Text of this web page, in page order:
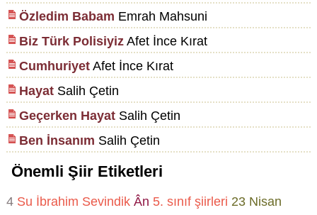
Özledim Babam Emrah Mahsuni
Biz Türk PolisiyizAfet İnce Kırat
CumhuriyetAfet İnce Kırat
HayatSalih Çetin
Geçerken HayatSalih Çetin
Ben İnsanım Salih Çetin
Önemli Şiir Etiketleri
4 Su İbrahim Sevindik Ân 5. sınıf şiirleri 23 Nisan